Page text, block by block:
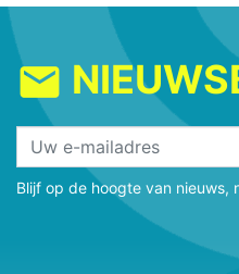
mail
Blijf op de hoogte van nieuws,